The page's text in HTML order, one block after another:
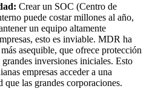
Crear un SOC (Centro de
puede costar millones al año,
un equipo altamente
esto es inviable. MDR ha
asequible, que ofrece protección
inversiones iniciales. Esto
empresas acceder a una
que las grandes corporaciones.